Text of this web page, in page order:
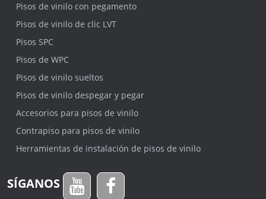
Pisos de vinilo con pegamento
Pisos de vinilo de clic LVT
Pisos SPC
Pisos de WPC
Pisos de vinilo sueltos
Pisos de vinilo despegar y pegar
Accesorios para pisos de vinilo
Contrapiso para pisos de vinilo
Herramientas de instalación de pisos de vinilo
SÍGANOS